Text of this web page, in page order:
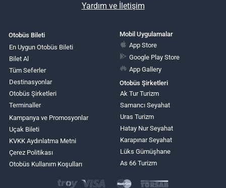
Yardım ve İletişim
Otobüs Bileti
En Uygun Otobüs Bileti
Bilet Al
Tüm Seferler
Destinasyonlar
Otobüs Şirketleri
Terminaller
Kampanya ve Promosyonlar
Uçak Bileti
KVKK Aydınlatma Metni
Çerez Politikası
Otobüs Kullanım Koşulları
Mobil Uygulamalar
App Store
Google Play Store
App Gallery
Otobüs Şirketleri
Ak Tur Turizm
Samancı Seyahat
Uras Turizm
Hatay Nur Seyahat
Karapınar Seyahat
Lüks Gümüşhane
As 66 Turizm